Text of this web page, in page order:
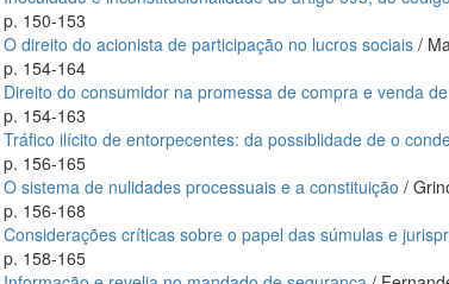
p. 150-153
O direito do acionista de participação no lucros sociais /
p. 154-164
Direito do consumidor na promessa de compra e venda
p. 154-163
Tráfico ilícito de entorpecentes: da possiblidade de o
p. 156-165
O sistema de nulidades processuais e a constituição /
p. 156-168
Considerações críticas sobre o papel das súmulas e
p. 158-165